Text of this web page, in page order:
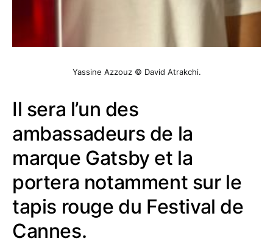
Yassine Azzouz © David Atrakchi.
Il sera l’un des
ambassadeurs de la
marque Gatsby et la
portera notamment sur le
tapis rouge du Festival de
Cannes.